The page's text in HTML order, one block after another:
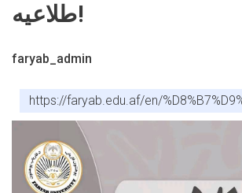
طلاعیه!
faryab_admin
https://faryab.edu.af/en/